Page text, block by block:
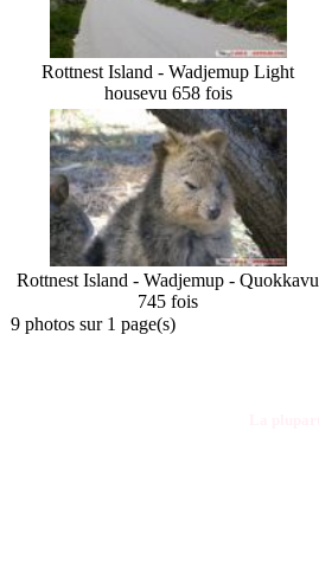
Rottnest Island - Wadjemup Light
housevu 658 fois
Rottnest Island - Wadjemup - Quokkavu
745 fois
9 photos sur 1 page(s)